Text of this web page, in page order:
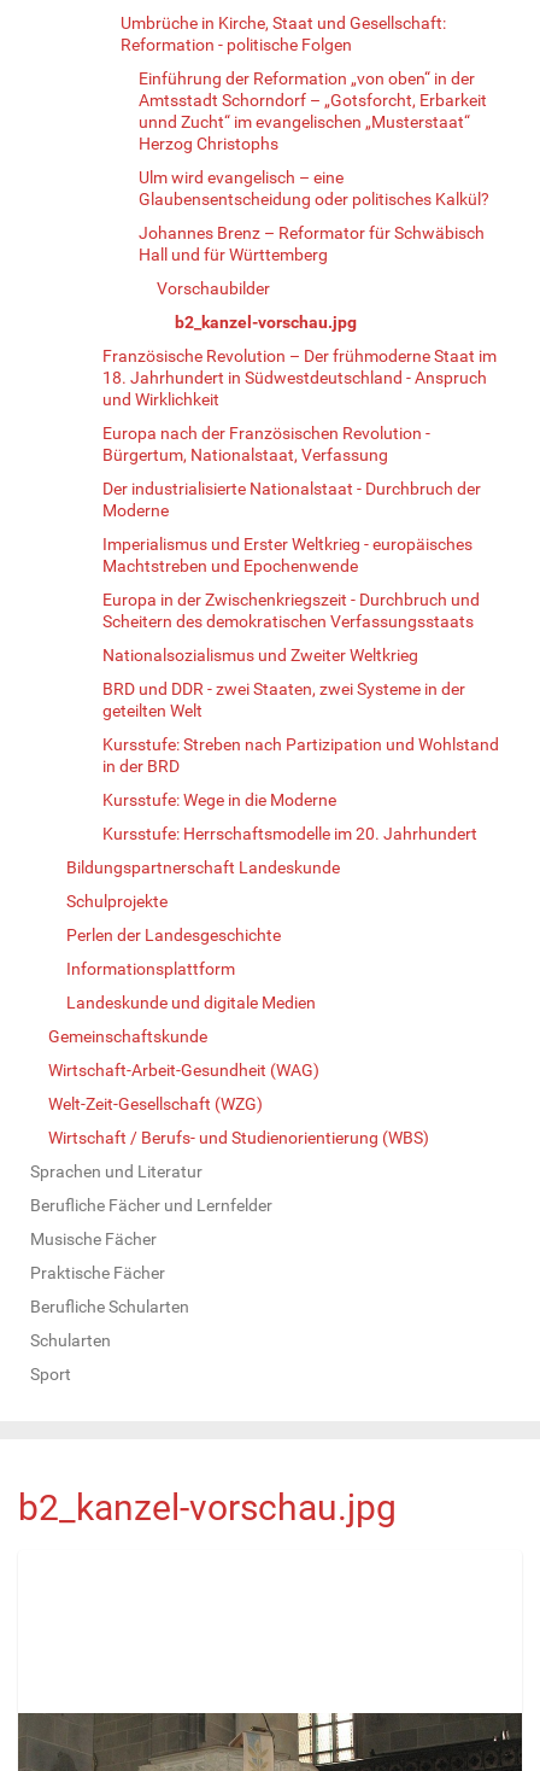
Umbrüche in Kirche, Staat und Gesellschaft:
Reformation - politische Folgen
Einführung der Reformation „von oben“ in der
Amtsstadt Schorndorf – „Gotsforcht, Erbarkeit
unnd Zucht“ im evangelischen „Musterstaat“
Herzog Christophs
Ulm wird evangelisch – eine
Glaubensentscheidung oder politisches Kalkül?
Johannes Brenz – Reformator für Schwäbisch
Hall und für Württemberg
Vorschaubilder
b2_kanzel-vorschau.jpg
Französische Revolution – Der frühmoderne Staat im
18. Jahrhundert in Südwestdeutschland - Anspruch
und Wirklichkeit
Europa nach der Französischen Revolution -
Bürgertum, Nationalstaat, Verfassung
Der industrialisierte Nationalstaat - Durchbruch der
Moderne
Imperialismus und Erster Weltkrieg - europäisches
Machtstreben und Epochenwende
Europa in der Zwischenkriegszeit - Durchbruch und
Scheitern des demokratischen Verfassungsstaats
Nationalsozialismus und Zweiter Weltkrieg
BRD und DDR - zwei Staaten, zwei Systeme in der
geteilten Welt
Kursstufe: Streben nach Partizipation und Wohlstand
in der BRD
Kursstufe: Wege in die Moderne
Kursstufe: Herrschaftsmodelle im 20. Jahrhundert
Bildungspartnerschaft Landeskunde
Schulprojekte
Perlen der Landesgeschichte
Informationsplattform
Landeskunde und digitale Medien
Gemeinschaftskunde
Wirtschaft-Arbeit-Gesundheit (WAG)
Welt-Zeit-Gesellschaft (WZG)
Wirtschaft / Berufs- und Studienorientierung (WBS)
Sprachen und Literatur
Berufliche Fächer und Lernfelder
Musische Fächer
Praktische Fächer
Berufliche Schularten
Schularten
Sport
b2_kanzel-vorschau.jpg